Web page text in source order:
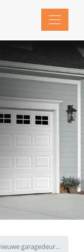
inclusief installatie?